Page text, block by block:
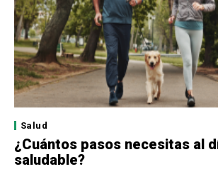
Salud
¿Cuántos pasos necesitas al
saludable?